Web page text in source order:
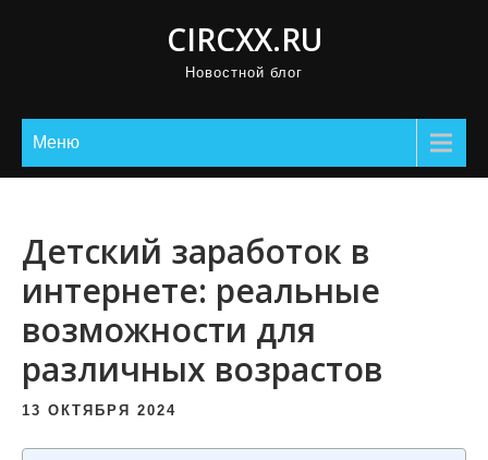
CIRCXX.RU
Новостной блог
Меню
Детский заработок в
интернете: реальные
возможности для
различных возрастов
13 ОКТЯБРЯ 2024